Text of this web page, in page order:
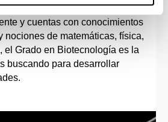
eres una persona
y cuentas con conocimientos
nociones de matemáticas, física,
el Grado en Biotecnología es la
buscando para desarrollar